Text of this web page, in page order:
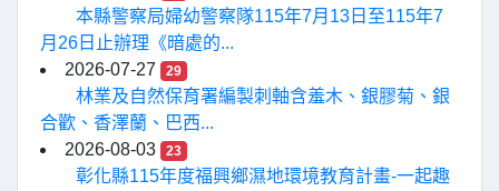
本縣警察局婦幼警察隊115年7月13日至115年7
月26日止辦理《暗處的...
2026-07-27
29
林業及自然保育署編製刺軸含羞木、銀膠菊、銀
合歡、香澤蘭、巴西...
2026-08-03
23
彰化縣115年度福興鄉濕地環境教育計畫-一起趣